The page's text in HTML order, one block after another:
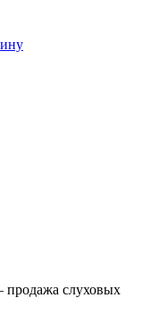
продажа слуховых